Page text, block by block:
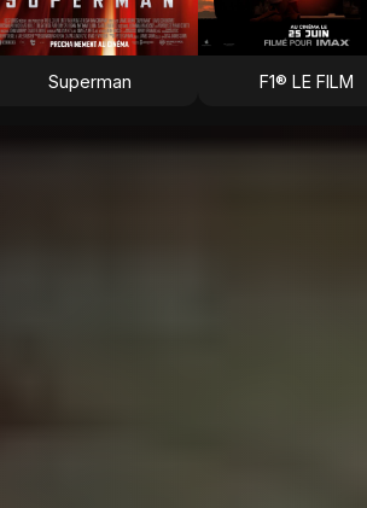
Superman F1® LE FILM